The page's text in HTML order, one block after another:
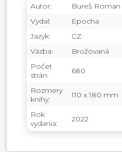
Autor:
Bureš Roman
Vydal:
Epocha
Jazyk:
CZ
Väzba:
Brožovaná
Počet
strán:
680
Rozmery
knihy:
110 x 180 mm
Rok
vydania:
2022